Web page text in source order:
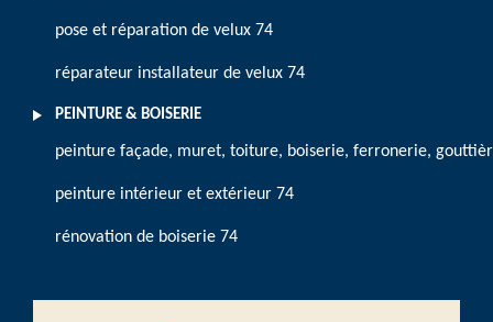
pose et réparation de velux 74
réparateur installateur de velux 74
PEINTURE & BOISERIE
peinture façade, muret, toiture, boiserie, ferronerie,
peinture intérieur et extérieur 74
rénovation de boiserie 74